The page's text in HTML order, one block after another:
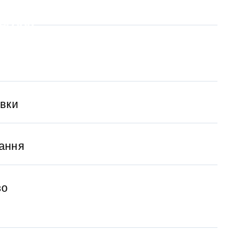
подачі документів
для іноземців